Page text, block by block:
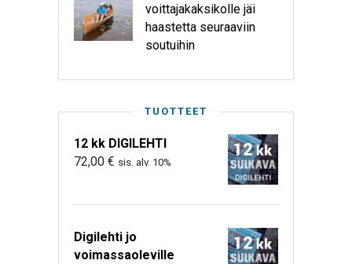
voittajakaksikolle jäi
haastetta seuraaviin
soutuihin
TUOTTEET
12 kk DIGILEHTI
72,00 € sis. alv. 10%
Digilehti jo
voimassaoleville